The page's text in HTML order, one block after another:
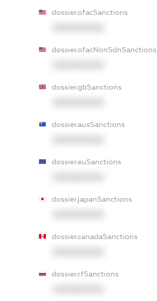
dossier.ofacSanctions
dossier.ofacNonSdnSanctions
dossier.gbSanctions
dossier.ausSanctions
dossier.euSanctions
dossier.japanSanctions
dossier.canadaSanctions
dossier.rfSanctions